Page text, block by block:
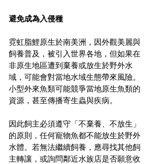
避免成為入侵種
霓虹脂鯉原生於南美洲，因外觀美麗與
飼養普及，被引入世界各地，但如果在
非原生地區遭到棄養或放生於野外水
域，可能會對當地水域生態帶來風險。
小型外來魚類可能競爭當地原生魚類的
資源，甚至傳播寄生蟲與疾病。
因此飼主必須遵守「不棄養、不放生」
的原則，任何寵物魚都不能放生於野外
水體。若無法繼續飼養，應尋找其他飼
主轉讓，或詢問鄰近水族店是否願意收